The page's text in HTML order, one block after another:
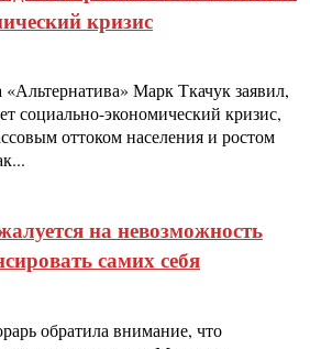
кризис
Марк Ткачук заявил,
социально-экономический кризис,
оттоком населения и ростом
на невозможность
самих себя
обратила внимание, что